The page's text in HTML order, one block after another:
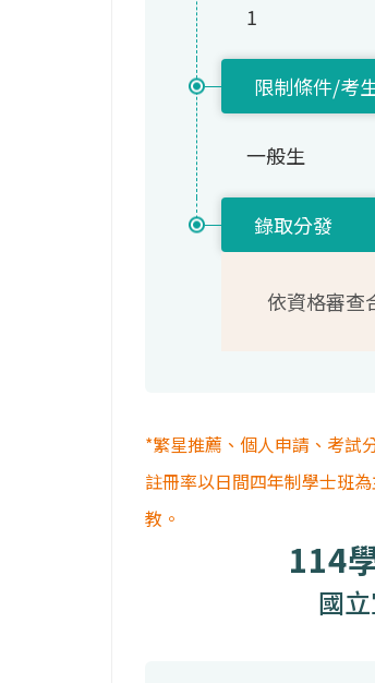
1
限制條件/考
一般生
錄取分發
依資格審查
*繁星推薦、個人申請、考試
註冊率以日間四年制學士班
教。
114
國